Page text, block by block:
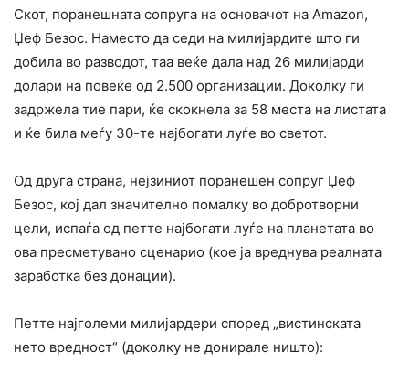
Скот, поранешната сопруга на основачот на Amazon,
Џеф Безос. Наместо да седи на милијардите што ги
добила во разводот, таа веќе дала над 26 милијарди
долари на повеќе од 2.500 организации. Доколку ги
задржeла тие пари, ќе скокнела за 58 места на листата
и ќе била меѓу 30-те најбогати луѓе во светот.
Од друга страна, нејзиниот поранешен сопруг Џеф
Безос, кој дал значително помалку во добротворни
цели, испаѓа од петте најбогати луѓе на планетата во
ова пресметувано сценарио (кое ја вреднува реалната
заработка без донации).
Петте најголеми милијардери според „вистинската
нето вредност“ (доколку не донирале ништо):